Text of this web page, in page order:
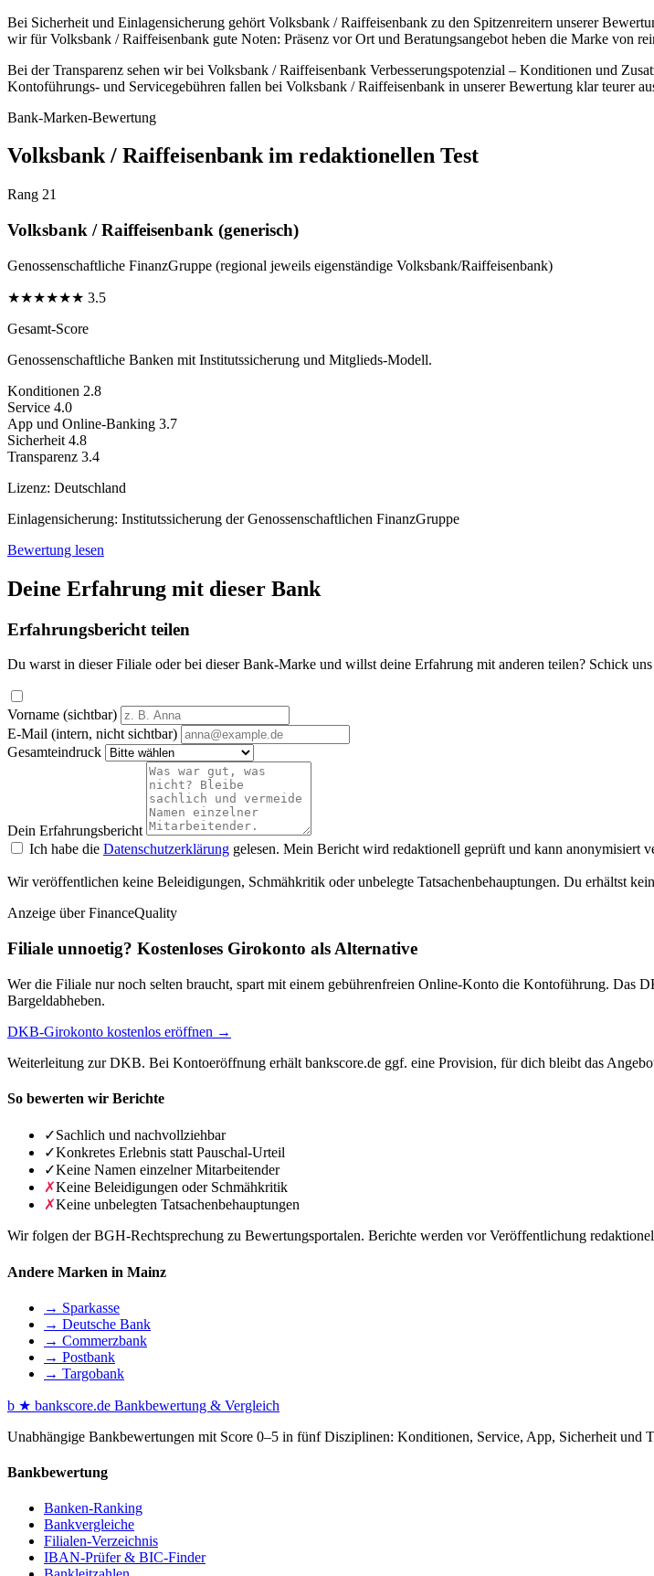
Bei Sicherheit und Einlagensicherung gehört Volksbank / Raiffeisenbank zu den Spitzenreitern unserer
wir für Volksbank / Raiffeisenbank gute Noten: Präsenz vor Ort und Beratungsangebot heben die Marke von
Bei der Transparenz sehen wir bei Volksbank / Raiffeisenbank Verbesserungspotenzial – Konditionen und
Kontoführungs- und Servicegebühren fallen bei Volksbank / Raiffeisenbank in unserer Bewertung klar teurer
Bank-Marken-Bewertung
Volksbank / Raiffeisenbank im redaktionellen Test
Rang 21
Volksbank / Raiffeisenbank (generisch)
Genossenschaftliche FinanzGruppe (regional jeweils eigenständige Volksbank/Raiffeisenbank)
★★★★★★ 3.5
Gesamt-Score
Genossenschaftliche Banken mit Institutssicherung und Mitglieds-Modell.
Konditionen 2.8
Service 4.0
App und Online-Banking 3.7
Sicherheit 4.8
Transparenz 3.4
Lizenz: Deutschland
Einlagensicherung: Institutssicherung der Genossenschaftlichen FinanzGruppe
Bewertung lesen
Deine Erfahrung mit dieser Bank
Erfahrungsbericht teilen
Du warst in dieser Filiale oder bei dieser Bank-Marke und willst deine Erfahrung mit anderen teilen? Schick
Vorname (sichtbar)
E-Mail (intern, nicht sichtbar)
Gesamteindruck
Dein Erfahrungsbericht
Ich habe die Datenschutzerklärung gelesen. Mein Bericht wird redaktionell geprüft und kann anonymisiert
Wir veröffentlichen keine Beleidigungen, Schmähkritik oder unbelegte Tatsachenbehauptungen. Du erhältst
Anzeige über FinanceQuality
Filiale unnoetig? Kostenloses Girokonto als Alternative
Wer die Filiale nur noch selten braucht, spart mit einem gebührenfreien Online-Konto die Kontoführung.
Bargeldabheben.
DKB-Girokonto kostenlos eröffnen →
Weiterleitung zur DKB. Bei Kontoeröffnung erhält bankscore.de ggf. eine Provision, für dich bleibt das
So bewerten wir Berichte
✓Sachlich und nachvollziehbar
✓Konkretes Erlebnis statt Pauschal-Urteil
✓Keine Namen einzelner Mitarbeitender
✗Keine Beleidigungen oder Schmähkritik
✗Keine unbelegten Tatsachenbehauptungen
Wir folgen der BGH-Rechtsprechung zu Bewertungsportalen. Berichte werden vor Veröffentlichung
Andere Marken in Mainz
→ Sparkasse
→ Deutsche Bank
→ Commerzbank
→ Postbank
→ Targobank
b ★ bankscore.de Bankbewertung & Vergleich
Unabhängige Bankbewertungen mit Score 0–5 in fünf Disziplinen: Konditionen, Service, App, Sicherheit und
Bankbewertung
Banken-Ranking
Bankvergleiche
Filialen-Verzeichnis
IBAN-Prüfer & BIC-Finder